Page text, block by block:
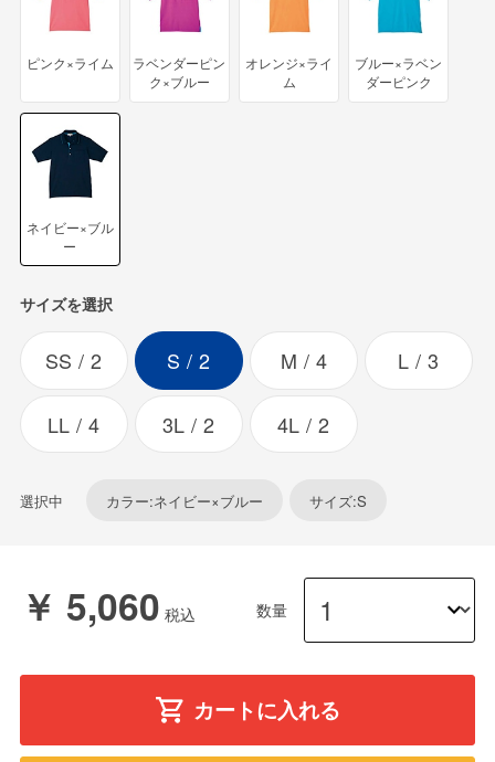
ピンク×ライム
ラベンダーピン
ク×ブルー
オレンジ×ライ
ム
ブルー×ラベン
ダーピンク
ネイビー×ブル
ー
サイズを選択
SS 2 S 2 M 4 L 3
LL 4 3L 2 4L 2
選択中 カラー:ネイビー×ブルー サイズ:S
￥ 5,060 数量
カートに入れる